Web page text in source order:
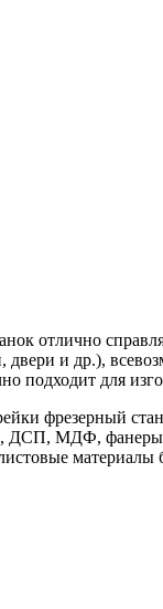
отлично
и др.),
для
фрезерный
МДФ,
материалы